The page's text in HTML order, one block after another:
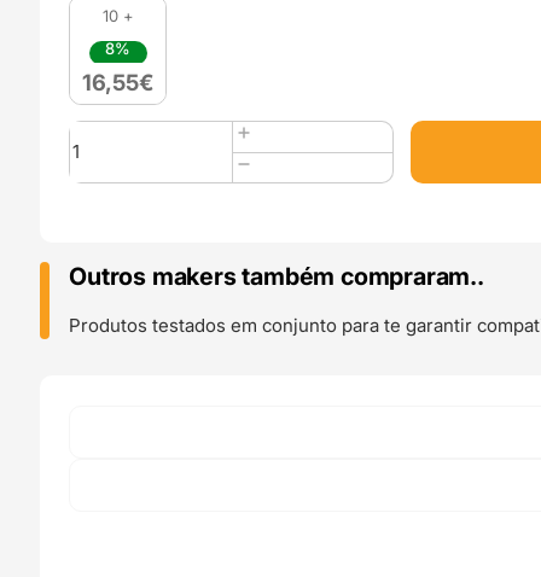
10 +
8%
16,55€
Quantidade
de
Panchroma
(Refill)
1Kg
Blue
Outros makers também compraram..
Produtos testados em conjunto para te garantir